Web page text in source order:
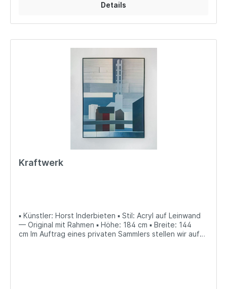
Details
Kraftwerk
▪ Künstler: Horst Inderbieten ▪ Stil: Acryl auf Leinwand
— Original mit Rahmen ▪ Höhe: 184 cm ▪ Breite: 144
cm Im Auftrag eines privaten Sammlers stellen wir auf